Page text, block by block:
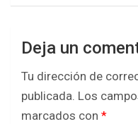
Deja un
Tu dirección de
publicada. Los
marcados con *